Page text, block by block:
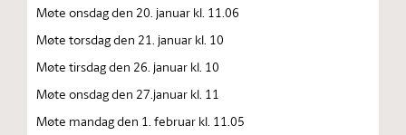
Møte onsdag den 20. januar kl. 11.06
Møte torsdag den 21. januar kl. 10
Møte tirsdag den 26. januar kl. 10
Møte onsdag den 27.januar kl. 11
Møte mandag den 1. februar kl. 11.05